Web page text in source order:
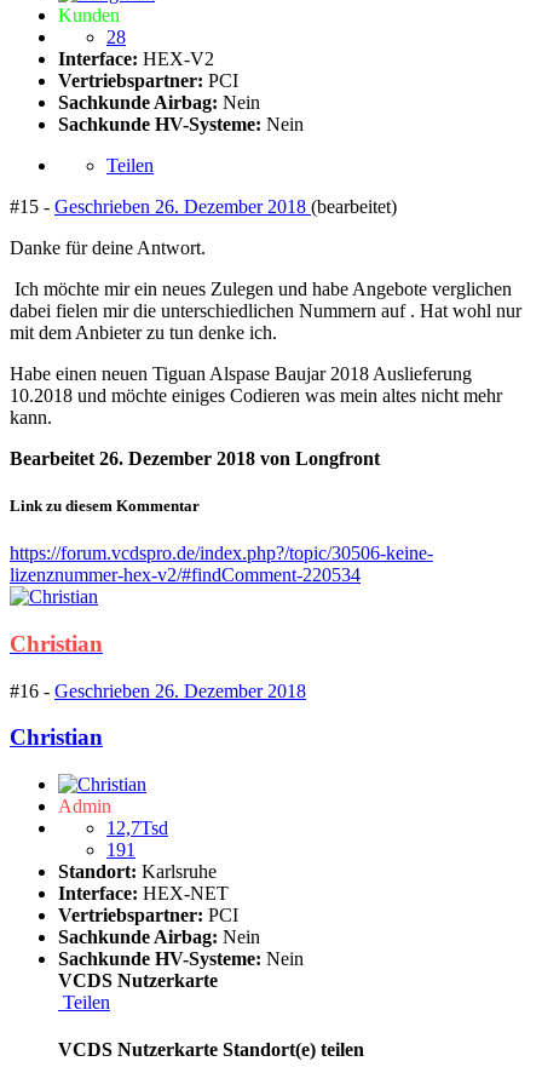
Kunden
28
Interface: HEX-V2
Vertriebspartner: PCI
Sachkunde Airbag: Nein
Sachkunde HV-Systeme: Nein
Teilen
#15 - Geschrieben 26. Dezember 2018 (bearbeitet)
Danke für deine Antwort.
Ich möchte mir ein neues Zulegen und habe Angebote verglichen
dabei fielen mir die unterschiedlichen Nummern auf . Hat wohl nur
mit dem Anbieter zu tun denke ich.
Habe einen neuen Tiguan Alspase Baujar 2018 Auslieferung
10.2018 und möchte einiges Codieren was mein altes nicht mehr
kann.
Bearbeitet 26. Dezember 2018 von Longfront
Link zu diesem Kommentar
https://forum.vcdspro.de/index.php?/topic/30506-keine-
lizenznummer-hex-v2/#findComment-220534
Christian
#16 - Geschrieben 26. Dezember 2018
Christian
Admin
12,7Tsd
191
Standort: Karlsruhe
Interface: HEX-NET
Vertriebspartner: PCI
Sachkunde Airbag: Nein
Sachkunde HV-Systeme: Nein
VCDS Nutzerkarte
Teilen
VCDS Nutzerkarte Standort(e) teilen